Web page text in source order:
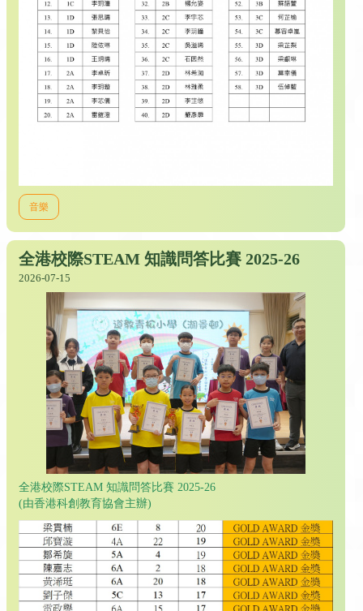
音樂
全港校際STEAM 知識問答比賽 2025-26
2026-07-15
全港校際STEAM 知識問答比賽 2025-26
(由香港科創教育協會主辦)